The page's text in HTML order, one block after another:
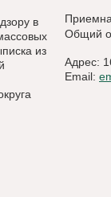
в
из
Общий
Адрес:
Email: